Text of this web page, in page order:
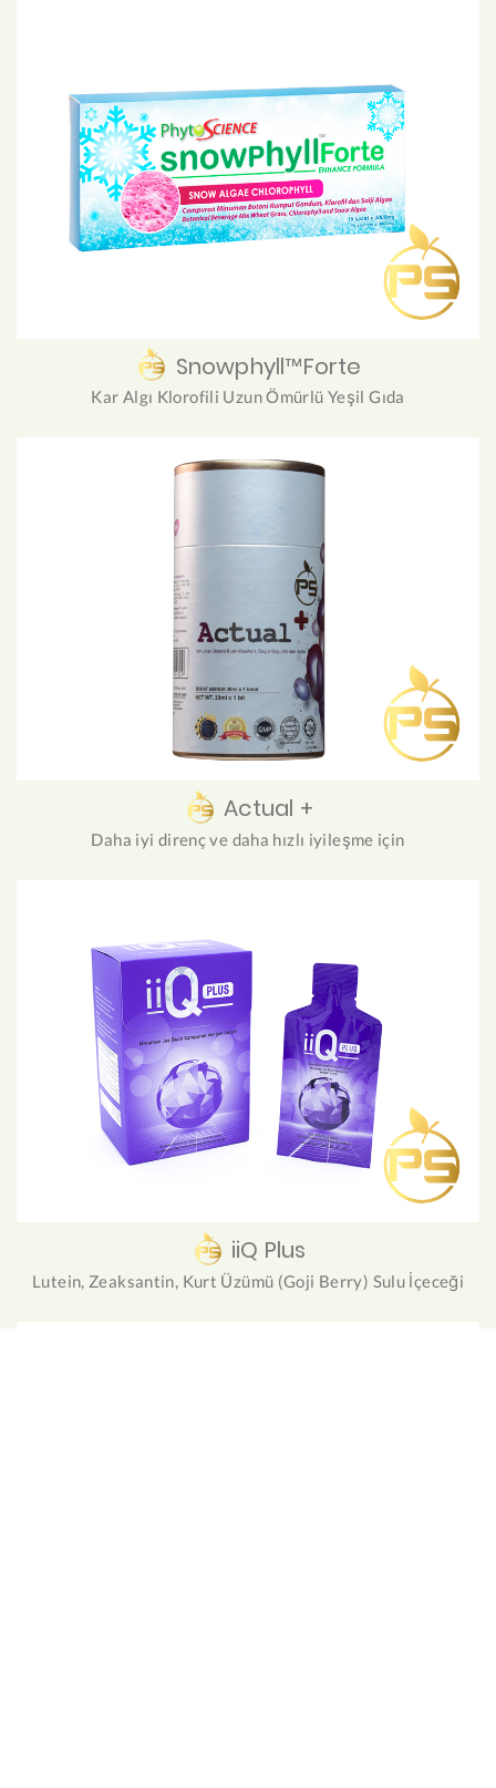
Snowphyll™Forte
Kar Algı Klorofili Uzun Ömürlü Yeşil Gıda
Actual +
Daha iyi direnç ve daha hızlı iyileşme için
iiQ Plus
Lutein, Zeaksantin, Kurt Üzümü (Goji Berry) Sulu İçeceği